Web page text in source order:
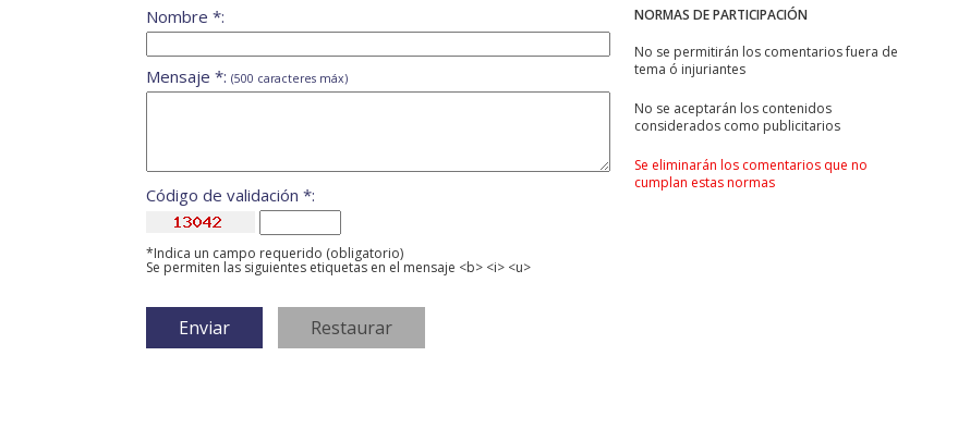
NORMAS DE PARTICIPACIÓN
No se permitirán los comentarios fuera de
tema ó injuriantes
No se aceptarán los contenidos
considerados como publicitarios
Se eliminarán los comentarios que no
cumplan estas normas
Nombre *:
Mensaje *: (500 caracteres máx)
Código de validación *:
*Indica un campo requerido (obligatorio)
Se permiten las siguientes etiquetas en el mensaje <b> <i> <u>